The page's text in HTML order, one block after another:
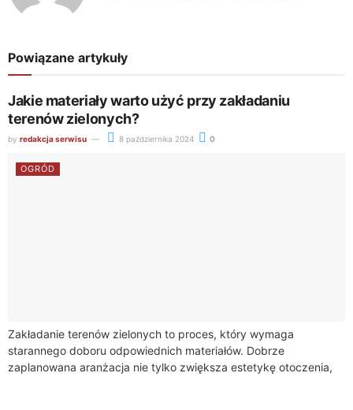
Powiązane artykuły
Jakie materiały warto użyć przy zakładaniu
terenów zielonych?
by redakcja serwisu 8 października 2024 0
OGRÓD
Zakładanie terenów zielonych to proces, który wymaga
starannego doboru odpowiednich materiałów. Dobrze
zaplanowana aranżacja nie tylko zwiększa estetykę otoczenia,